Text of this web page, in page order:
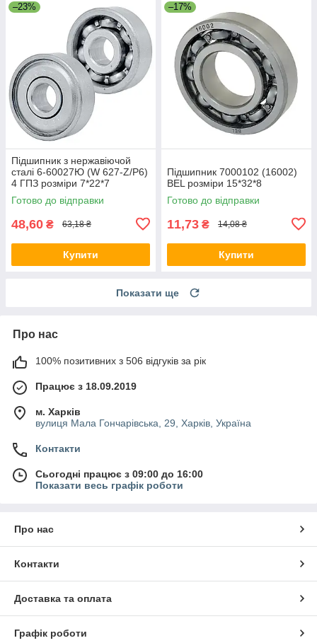
–23%
Підшипник з нержавіючой
сталі 6-60027Ю (W 627-Z/P6)
4 ГПЗ розміри 7*22*7
Готово до відправки
48,60 ₴ 63,18 ₴
Купити
–17%
Підшипник 7000102 (16002)
BEL розміри 15*32*8
Готово до відправки
11,73 ₴ 14,08 ₴
Купити
Показати ще
Про нас
100% позитивних з 506 відгуків за рік
Працює з 18.09.2019
м. Харків
вулиця Мала Гончарівська, 29, Харків, Україна
Контакти
Сьогодні працює з 09:00 до 16:00
Показати весь графік роботи
Про нас
Контакти
Доставка та оплата
Графік роботи